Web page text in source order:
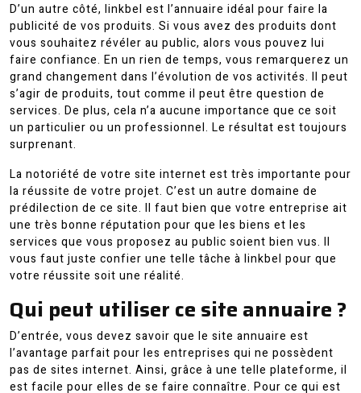
D’un autre côté, linkbel est l’annuaire idéal pour faire la
publicité de vos produits. Si vous avez des produits dont
vous souhaitez révéler au public, alors vous pouvez lui
faire confiance. En un rien de temps, vous remarquerez un
grand changement dans l’évolution de vos activités. Il peut
s’agir de produits, tout comme il peut être question de
services. De plus, cela n’a aucune importance que ce soit
un particulier ou un professionnel. Le résultat est toujours
surprenant.
La notoriété de votre site internet est très importante pour
la réussite de votre projet. C’est un autre domaine de
prédilection de ce site. Il faut bien que votre entreprise ait
une très bonne réputation pour que les biens et les
services que vous proposez au public soient bien vus. Il
vous faut juste confier une telle tâche à linkbel pour que
votre réussite soit une réalité.
Qui peut utiliser ce site annuaire ?
D’entrée, vous devez savoir que le site annuaire est
l’avantage parfait pour les entreprises qui ne possèdent
pas de sites internet. Ainsi, grâce à une telle plateforme, il
est facile pour elles de se faire connaître. Pour ce qui est